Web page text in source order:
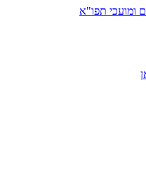
ומועכי תפו"א